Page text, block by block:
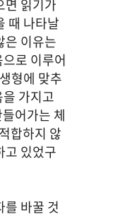
면 읽기가
때 나타날
은 이유는
로 이루어
형에 맞추
가지고
어가는 체
합하지 않
고 있었구
바꿀 것